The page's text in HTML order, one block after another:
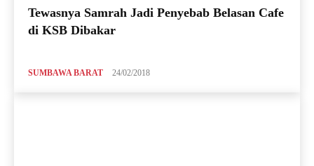
Tewasnya Samrah Jadi Penyebab Belasan Cafe
di KSB Dibakar
SUMBAWA BARAT 24/02/2018